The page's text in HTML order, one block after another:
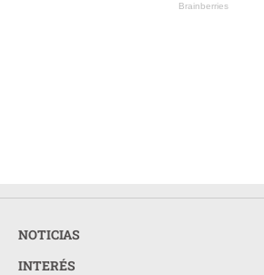
Brainberries
NOTICIAS
INTERÉS